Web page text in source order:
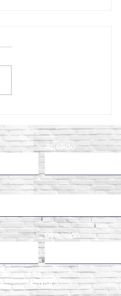
de concreto
Apellido
Dirección
Enviar